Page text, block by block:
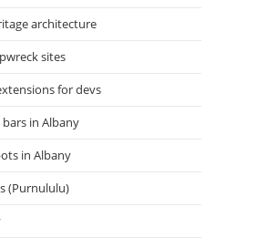
architecture
sites
for devs
in Albany
in Albany
(Purnululu)